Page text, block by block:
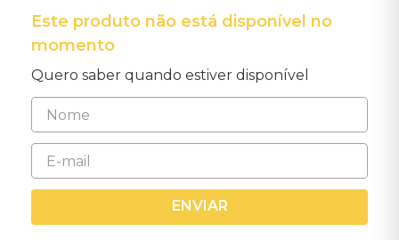
Este produto não está disponível no
momento
Quero saber quando estiver disponível
ENVIAR